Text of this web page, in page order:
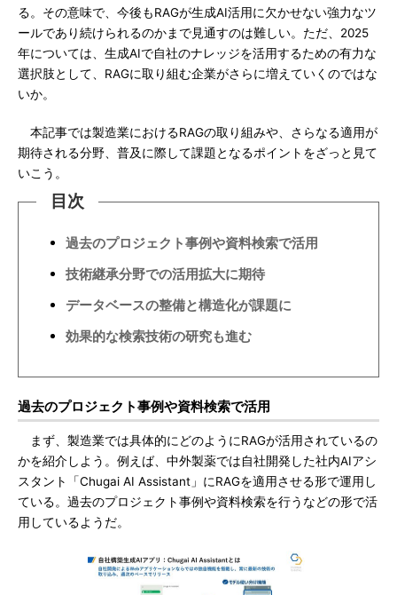
る。その意味で、今後もRAGが生成AI活用に欠かせない強力なツ
ールであり続けられるのかまで見通すのは難しい。ただ、2025
年については、生成AIで自社のナレッジを活用するための有力な
選択肢として、RAGに取り組む企業がさらに増えていくのではな
いか。
本記事では製造業におけるRAGの取り組みや、さらなる適用が
期待される分野、普及に際して課題となるポイントをざっと見て
いこう。
目次
過去のプロジェクト事例や資料検索で活用
技術継承分野での活用拡大に期待
データベースの整備と構造化が課題に
効果的な検索技術の研究も進む
過去のプロジェクト事例や資料検索で活用
まず、製造業では具体的にどのようにRAGが活用されているの
かを紹介しよう。例えば、中外製薬では自社開発した社内AIアシ
スタント「Chugai AI Assistant」にRAGを適用させる形で運用し
ている。過去のプロジェクト事例や資料検索を行うなどの形で活
用しているようだ。